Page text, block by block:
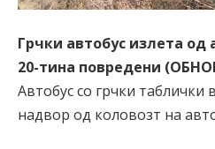
Грчки автобус излета од
20-тина повредени
Автобус со грчки таблички
надвор од коловозт на